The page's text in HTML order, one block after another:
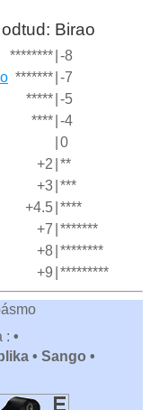
Birao
******** -8
******* -7
***** -5
**** -4
0
+2 **
+3 ***
+4.5 ****
+7 *******
+8 ********
+9 *********
: •
• Sango •